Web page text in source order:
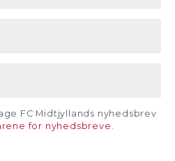
FC Midtjyllands nyhedsbrev
for nyhedsbreve .